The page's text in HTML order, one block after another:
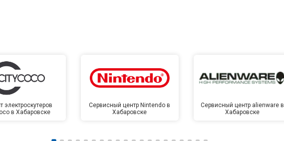
электроскутеров
в Хабаровске
Сервисный центр Nintendo в
Хабаровске
Сервисный центр alienware в
Хабаровске